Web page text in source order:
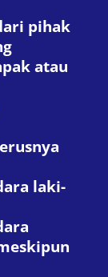
pihak
atau
laki-